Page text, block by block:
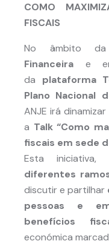
COMO
FISCAIS
No âmbito
Financeira e
da plataforma
Plano Nacional
ANJE irá
a Talk “Como
fiscais em sede
Esta iniciativa,
diferentes
discutir e partilhar
pessoas e
benefícios
económica